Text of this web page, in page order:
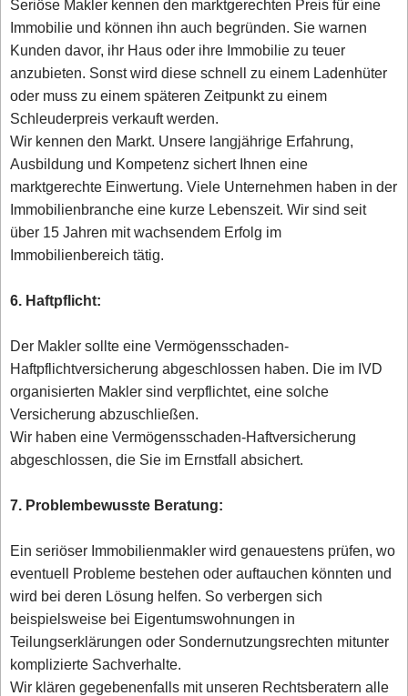
Seriöse Makler kennen den marktgerechten Preis für eine
Immobilie und können ihn auch begründen. Sie warnen
Kunden davor, ihr Haus oder ihre Immobilie zu teuer
anzubieten. Sonst wird diese schnell zu einem Ladenhüter
oder muss zu einem späteren Zeitpunkt zu einem
Schleuderpreis verkauft werden.
Wir kennen den Markt. Unsere langjährige Erfahrung,
Ausbildung und Kompetenz sichert Ihnen eine
marktgerechte Einwertung. Viele Unternehmen haben in der
Immobilienbranche eine kurze Lebenszeit. Wir sind seit
über 15 Jahren mit wachsendem Erfolg im
Immobilienbereich tätig.
6. Haftpflicht:
Der Makler sollte eine Vermögensschaden-
Haftpflichtversicherung abgeschlossen haben. Die im IVD
organisierten Makler sind verpflichtet, eine solche
Versicherung abzuschließen.
Wir haben eine Vermögensschaden-Haftversicherung
abgeschlossen, die Sie im Ernstfall absichert.
7. Problembewusste Beratung:
Ein seriöser Immobilienmakler wird genauestens prüfen, wo
eventuell Probleme bestehen oder auftauchen könnten und
wird bei deren Lösung helfen. So verbergen sich
beispielsweise bei Eigentumswohnungen in
Teilungserklärungen oder Sondernutzungsrechten mitunter
komplizierte Sachverhalte.
Wir klären gegebenenfalls mit unseren Rechtsberatern alle